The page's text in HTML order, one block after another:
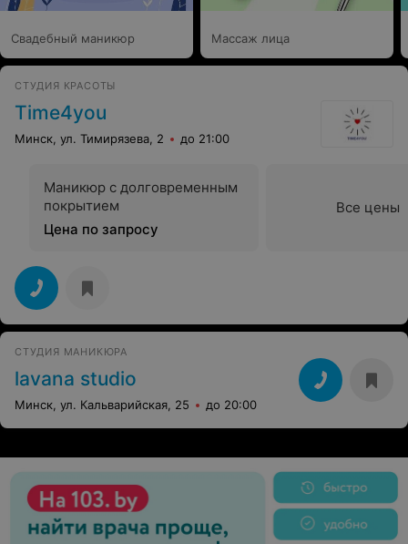
Свадебный маникюр Массаж лица
СТУДИЯ КРАСОТЫ
Time4you
Минск, ул. Тимирязева, 2 до 21:00
Маникюр с долговременным
покрытием
Цена по запросу
Все цены
СТУДИЯ МАНИКЮРА
lavana studio
Минск, ул. Кальварийская, 25 до 20:00